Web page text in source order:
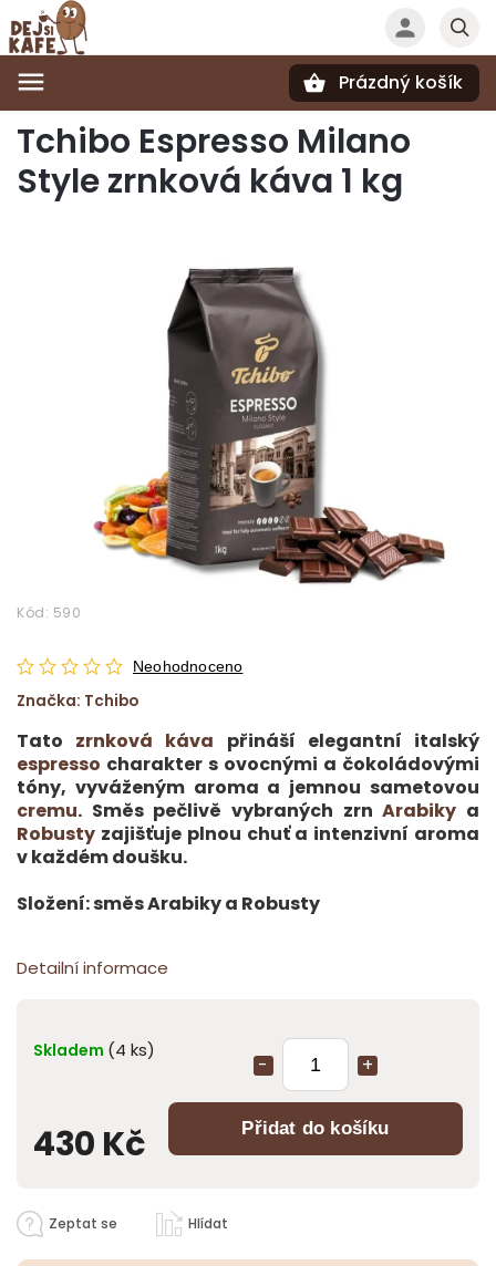
Prázdný košík
Tchibo Espresso Milano
Style zrnková káva 1 kg
Kód: 590
Neohodnoceno
Značka: Tchibo
430 Kč Přidat do košíku
Skladem (4 ks)
Tato zrnková káva přináší elegantní italský
espresso charakter s ovocnými a čokoládovými
tóny, vyváženým aroma a jemnou sametovou
cremu. Směs pečlivě vybraných zrnArabiky a
Robusty zajišťuje plnou chuť a intenzivní aroma
v každém doušku.
Složení: směs Arabiky a Robusty
Detailní informace
Zeptat se Hlídat